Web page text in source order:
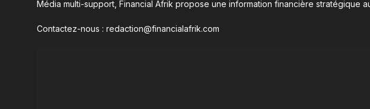
Média multi-support, Financial Afrik propose une information financière stratégique
Contactez-nous : redaction@financialafrik.com